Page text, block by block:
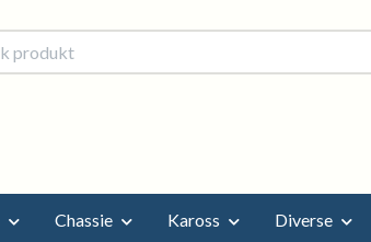
Chassie Kaross Diverse